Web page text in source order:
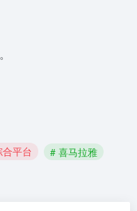
合平台
# 喜马拉雅